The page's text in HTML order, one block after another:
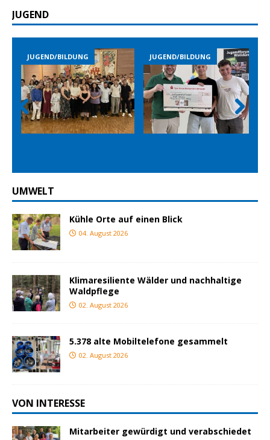
JUGEND
JUGEND/BILDUNG JUGEND/BILDUNG
Prev
ious
Nex
t
UMWELT
Kühle Orte auf einen Blick
04. August 2026
Klimaresiliente Wälder und nachhaltige
Waldpflege
02. August 2026
5.378 alte Mobiltelefone gesammelt
02. August 2026
VON INTERESSE
Mitarbeiter gewürdigt und verabschiedet